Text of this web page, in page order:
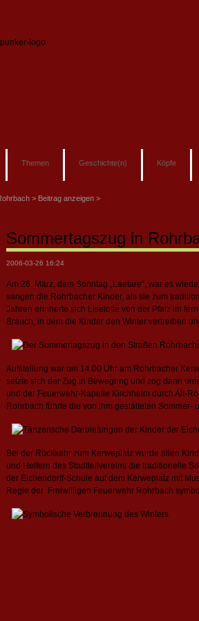
Themen Geschichte(n) Köpfe
Beitrag anzeigen
Sommertagszug in
2006-03-26 16:24
Am 26. März, dem Sonntag „Laetare“, war es
sangen die Rohrbacher Kinder, als sie zum
Jahren erinnerte sich Liselotte von der Pfalz im
Brauch, in dem die Kinder den Winter vertreiben
Aufstellung war um 14.00 Uhr am Rohrbacher
setzte sich der Zug in Bewegung und zog dann
und der Feuerwehr-Kapelle Kirchheim durch Alt-
Rohrbach führte die von ihm gestalteten Sommer-
Bei der Rückkehr zum Kerweplatz wurde allen
und Helfern des Stadtteilvereins die traditionelle
der Eichendorff-Schule auf dem Kerweplatz mit
Regie der Freiwilligen Feuerwehr Rohrbach